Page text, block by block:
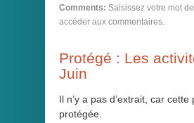
Comments: Saisissez votre mot
accéder aux commentaires.
Protégé : Les
Juin
Il n’y a pas d’extrait, car
protégée.